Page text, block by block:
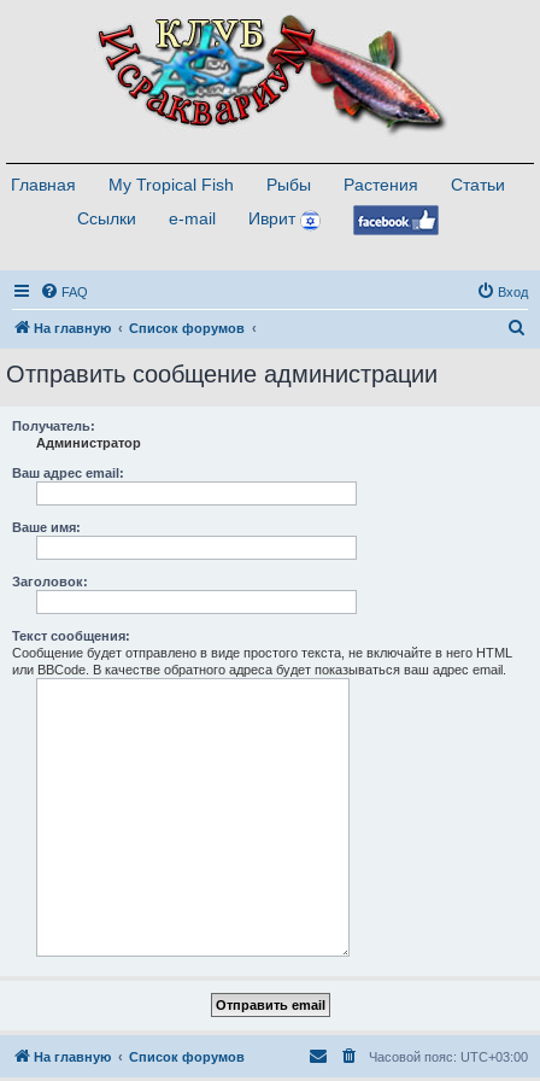
Главная My Tropical Fish Рыбы Растения
Статьи
Ссылки
e-mail Иврит
FAQ Вход
На главную Список форумов
Отправить сообщение администрации
Получатель:
Администратор
Ваш адрес email:
Ваше имя:
Заголовок:
Текст сообщения:
Сообщение будет отправлено в виде простого текста, не включайте в него HTML
или BBCode. В качестве обратного адреса будет показываться ваш адрес email.
На главную Список форумов Часовой пояс: UTC+03:00